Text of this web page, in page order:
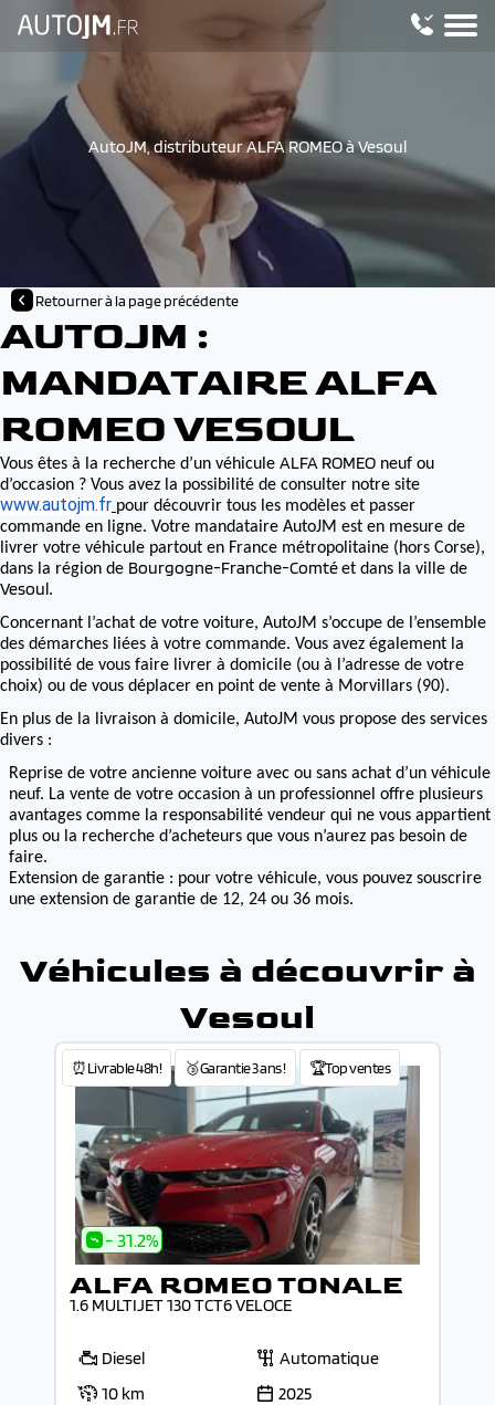
AutoJM, distributeur ALFA ROMEO à Vesoul
Retourner à la page précédente
AUTOJM :
MANDATAIRE ALFA
ROMEO VESOUL
Vous êtes à la recherche d’un véhicule ALFA ROMEO neuf ou
d’occasion ? Vous avez la possibilité de consulter notre site
www.autojm.fr pour découvrir tous les modèles et passer
commande en ligne. Votre mandataire AutoJM est en mesure de
livrer votre véhicule partout en France métropolitaine (hors Corse),
dans la région de Bourgogne-Franche-Comtéet dans la ville de
Vesoul.
Concernant l’achat de votre voiture, AutoJM s’occupe de l’ensemble
des démarches liées à votre commande. Vous avez également la
possibilité de vous faire livrer à domicile (ou à l’adresse de votre
choix) ou de vous déplacer en point de vente à Morvillars (90).
En plus de la livraison à domicile, AutoJM vous propose des services
divers :
Reprise de votre ancienne voiture avec ou sans achat d’un véhicule
neuf. La vente de votre occasion à un professionnel offre plusieurs
avantages comme la responsabilité vendeur qui ne vous appartient
plus ou la recherche d’acheteurs que vous n’aurez pas besoin de
faire.
Extension de garantie : pour votre véhicule, vous pouvez souscrire
une extension de garantie de 12, 24 ou 36 mois.
Véhicules à découvrir à
Vesoul
⏰Livrable 48h! 🥉Garantie 3 ans ! 🏆Top ventes
- 31.2%
ALFA ROMEO TONALE
1.6 MULTIJET 130 TCT6 VELOCE
Diesel
Automatique
10 km
2025